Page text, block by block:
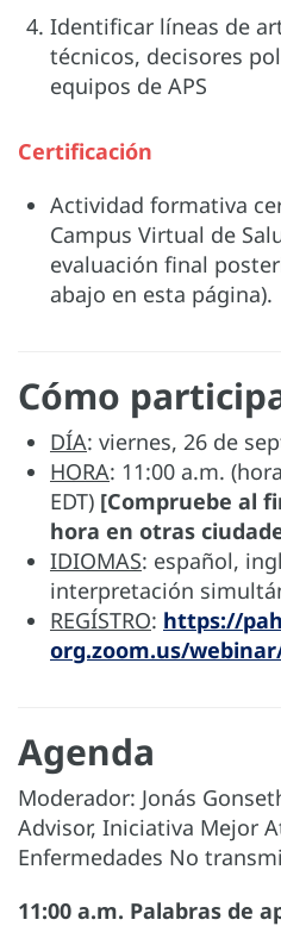
Identificar líneas de
técnicos, decisores
equipos de APS
Certificación
Actividad formativa
Campus Virtual de
evaluación final
abajo en esta página).
Cómo
DÍA: viernes, 26 de
HORA: 11:00 a.m.
EDT) [Compruebe al
hora en otras
IDIOMAS: español,
interpretación
REGÍSTRO: https://
org.zoom.us/
Agenda
Moderador: Jonás
Advisor, Iniciativa Mejor
Enfermedades No
11:00 a.m. Palabras de